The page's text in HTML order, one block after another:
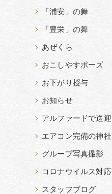
「浦安」の舞
「豊栄」の舞
あぜくら
おこしやすポーズ
お下がり授与
お知らせ
アルファードで送迎
エアコン完備の神社
グループ写真撮影
コロナウイルス対応
スタッフブログ